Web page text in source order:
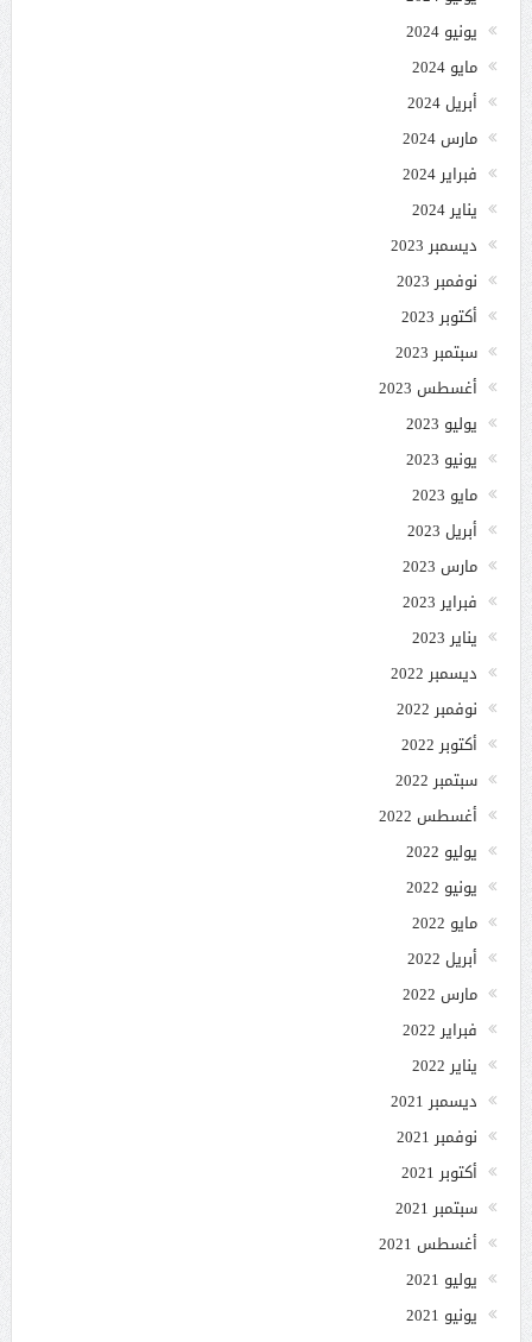
يونيو 2024
مايو 2024
أبريل 2024
مارس 2024
فبراير 2024
يناير 2024
ديسمبر 2023
نوفمبر 2023
أكتوبر 2023
سبتمبر 2023
أغسطس 2023
يوليو 2023
يونيو 2023
مايو 2023
أبريل 2023
مارس 2023
فبراير 2023
يناير 2023
ديسمبر 2022
نوفمبر 2022
أكتوبر 2022
سبتمبر 2022
أغسطس 2022
يوليو 2022
يونيو 2022
مايو 2022
أبريل 2022
مارس 2022
فبراير 2022
يناير 2022
ديسمبر 2021
نوفمبر 2021
أكتوبر 2021
سبتمبر 2021
أغسطس 2021
يوليو 2021
يونيو 2021